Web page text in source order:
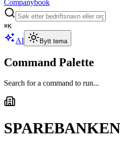
Companybook
⌘K
AI Bytt tema
Command Palette
Search for a command to run...